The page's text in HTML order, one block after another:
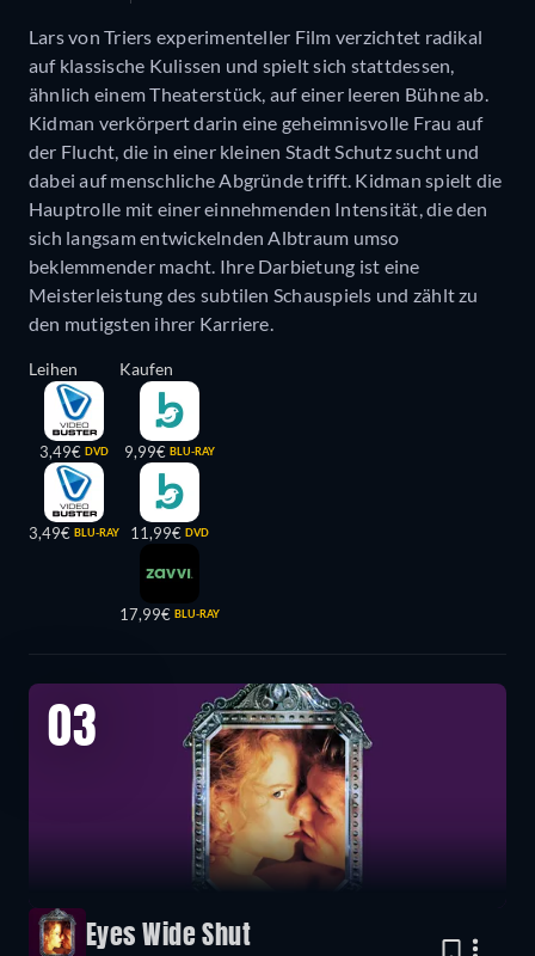
Lars von Triers experimenteller Film verzichtet radikal
auf klassische Kulissen und spielt sich stattdessen,
ähnlich einem Theaterstück, auf einer leeren Bühne ab.
Kidman verkörpert darin eine geheimnisvolle Frau auf
der Flucht, die in einer kleinen Stadt Schutz sucht und
dabei auf menschliche Abgründe trifft. Kidman spielt die
Hauptrolle mit einer einnehmenden Intensität, die den
sich langsam entwickelnden Albtraum umso
beklemmender macht. Ihre Darbietung ist eine
Meisterleistung des subtilen Schauspiels und zählt zu
den mutigsten ihrer Karriere.
Leihen
3,49€ DVD
3,49€ BLU-RAY
Kaufen
9,99€ BLU-RAY
11,99€ DVD
17,99€ BLU-RAY
03
Eyes Wide Shut